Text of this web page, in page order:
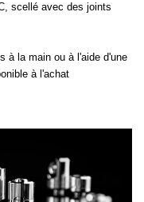
scellé avec des joints
à la main ou à l'aide d'une
à l'achat